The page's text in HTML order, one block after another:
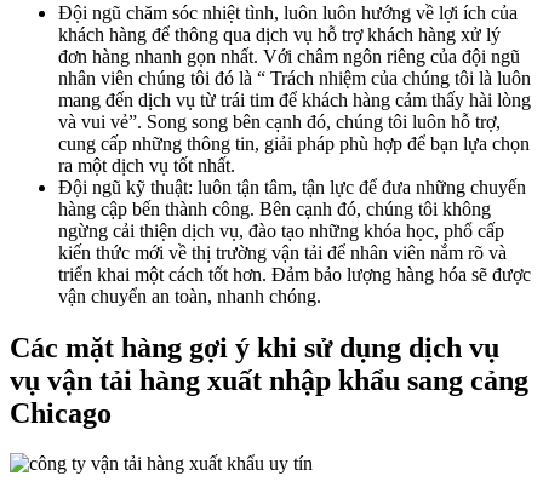
Đội ngũ chăm sóc nhiệt tình, luôn luôn hướng về lợi ích của
khách hàng để thông qua dịch vụ hỗ trợ khách hàng xử lý
đơn hàng nhanh gọn nhất. Với châm ngôn riêng của đội ngũ
nhân viên chúng tôi đó là “ Trách nhiệm của chúng tôi là luôn
mang đến dịch vụ từ trái tim để khách hàng cảm thấy hài lòng
và vui vẻ”. Song song bên cạnh đó, chúng tôi luôn hỗ trợ,
cung cấp những thông tin, giải pháp phù hợp để bạn lựa chọn
ra một dịch vụ tốt nhất.
Đội ngũ kỹ thuật: luôn tận tâm, tận lực để đưa những chuyến
hàng cập bến thành công. Bên cạnh đó, chúng tôi không
ngừng cải thiện dịch vụ, đào tạo những khóa học, phổ cấp
kiến thức mới về thị trường vận tải để nhân viên nắm rõ và
triển khai một cách tốt hơn. Đảm bảo lượng hàng hóa sẽ được
vận chuyển an toàn, nhanh chóng.
Các mặt hàng gợi ý khi sử dụng dịch vụ
vụ vận tải hàng xuất nhập khẩu sang cảng
Chicago